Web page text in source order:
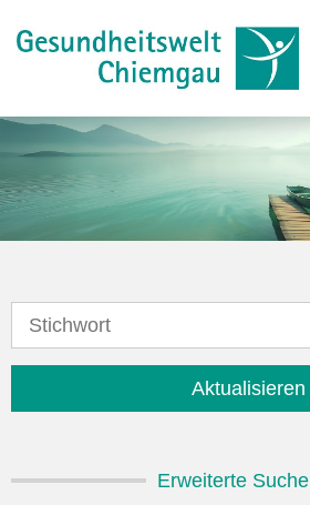
Stellenangebote
Karriereseite
Aktualisieren
Erweiterte Suche